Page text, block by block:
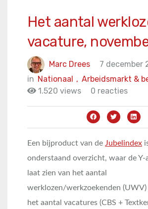
Het aantal
vacature,
Marc Drees
7 december
in
Arbeidsmarkt &
Nationaal ,
1.520 views
0 reacties
Een bijproduct van de Jubelindex
onderstaand overzicht, waar de Y-
laat zien van het aantal
werklozen/werkzoekenden (UWV)
het aantal vacatures (CBS +